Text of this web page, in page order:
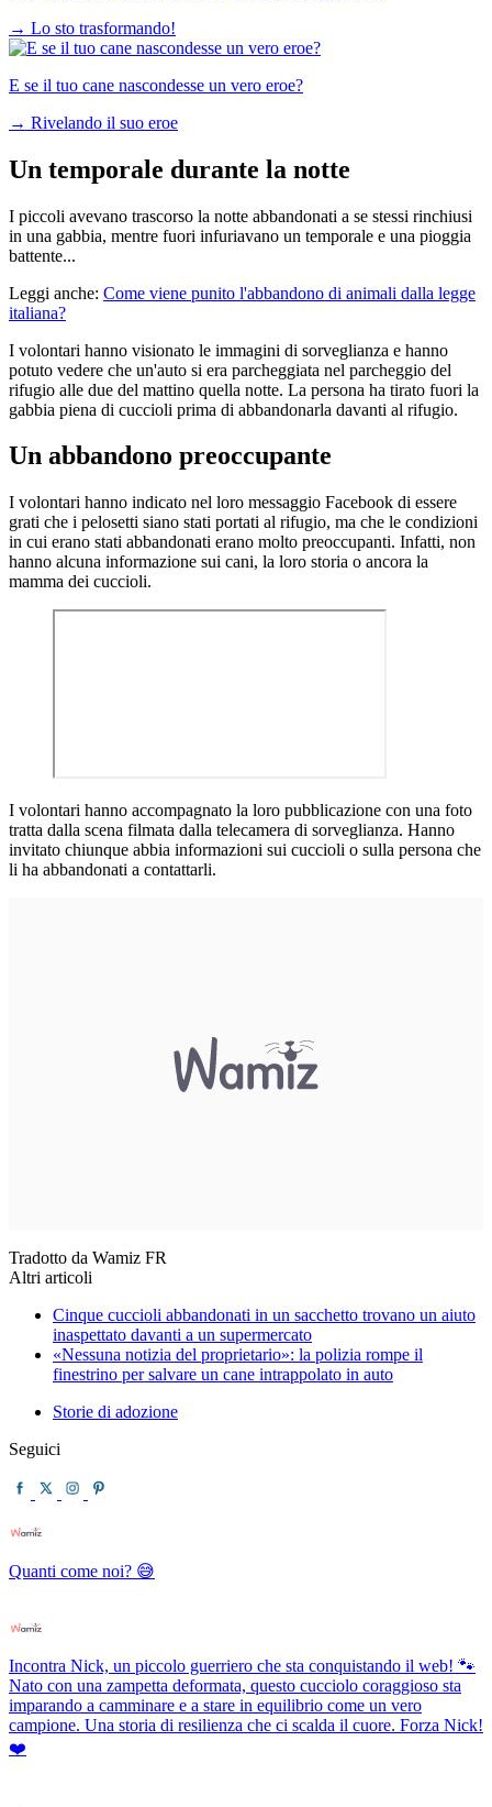
→ Lo sto trasformando!
E se il tuo cane nascondesse un vero eroe?
→ Rivelando il suo eroe
Un temporale durante la notte
I piccoli avevano trascorso la notte abbandonati a se stessi rinchiusi
in una gabbia, mentre fuori infuriavano un temporale e una pioggia
battente...
Leggi anche: Come viene punito l'abbandono di animali dalla legge
italiana?
I volontari hanno visionato le immagini di sorveglianza e hanno
potuto vedere che un'auto si era parcheggiata nel parcheggio del
rifugio alle due del mattino quella notte. La persona ha tirato fuori la
gabbia piena di cuccioli prima di abbandonarla davanti al rifugio.
Un abbandono preoccupante
I volontari hanno indicato nel loro messaggio Facebook di essere
grati che i pelosetti siano stati portati al rifugio, ma che le condizioni
in cui erano stati abbandonati erano molto preoccupanti. Infatti, non
hanno alcuna informazione sui cani, la loro storia o ancora la
mamma dei cuccioli.
I volontari hanno accompagnato la loro pubblicazione con una foto
tratta dalla scena filmata dalla telecamera di sorveglianza. Hanno
invitato chiunque abbia informazioni sui cuccioli o sulla persona che
li ha abbandonati a contattarli.
Tradotto da Wamiz FR
Altri articoli
Cinque cuccioli abbandonati in un sacchetto trovano un aiuto
inaspettato davanti a un supermercato
«Nessuna notizia del proprietario»: la polizia rompe il
finestrino per salvare un cane intrappolato in auto
Storie di adozione
Seguici
Quanti come noi? 😅
Incontra Nick, un piccolo guerriero che sta conquistando il web! 🐾
Nato con una zampetta deformata, questo cucciolo coraggioso sta
imparando a camminare e a stare in equilibrio come un vero
campione. Una storia di resilienza che ci scalda il cuore. Forza Nick!
❤️